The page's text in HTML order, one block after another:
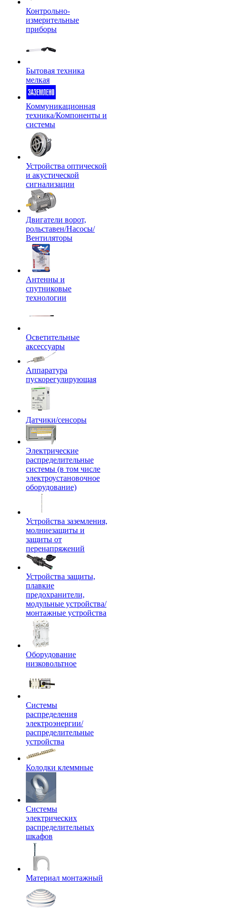
Контрольно-
измерительные
приборы
Бытовая техника
мелкая
Коммуникационная
техника/Компоненты и
системы
Устройства оптической
и акустической
сигнализации
Двигатели ворот,
рольставен/Насосы/
Вентиляторы
Антенны и
спутниковые
технологии
Осветительные
аксессуары
Аппаратура
пускорегулирующая
Датчики/сенсоры
Электрические
распределительные
системы (в том числе
электроустановочное
оборудование)
Устройства заземления,
молниезащиты и
защиты от
перенапряжений
Устройства защиты,
плавкие
предохранители,
модульные устройства/
монтажные устройства
Оборудование
низковольтное
Системы
распределения
электроэнергии/
распределительные
устройства
Колодки клеммные
Системы
электрических
распределительных
шкафов
Материал монтажный